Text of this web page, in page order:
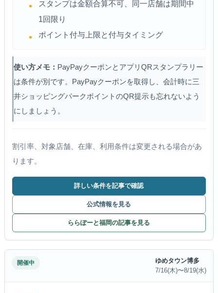
スタンプは金額合算不可、同一店舗は期間中
1回限り
ポイント付与上限と付与タイミング
使い方メモ： PayPayクーポンとアプリQRスタンプラリー
は条件が別です。PayPayクーポンを取得し、会計時に三
井ショッピングパークポイントのQR提示も忘れないよう
にしましょう。
割引率、対象店舗、在庫、利用条件は変更される場合があ
ります。
詳しい条件を記事で確認
公式情報を見る
ららぽーと福岡の記事を見る
開催中
ゆめタウン博多
7/16(木)〜8/19(水)